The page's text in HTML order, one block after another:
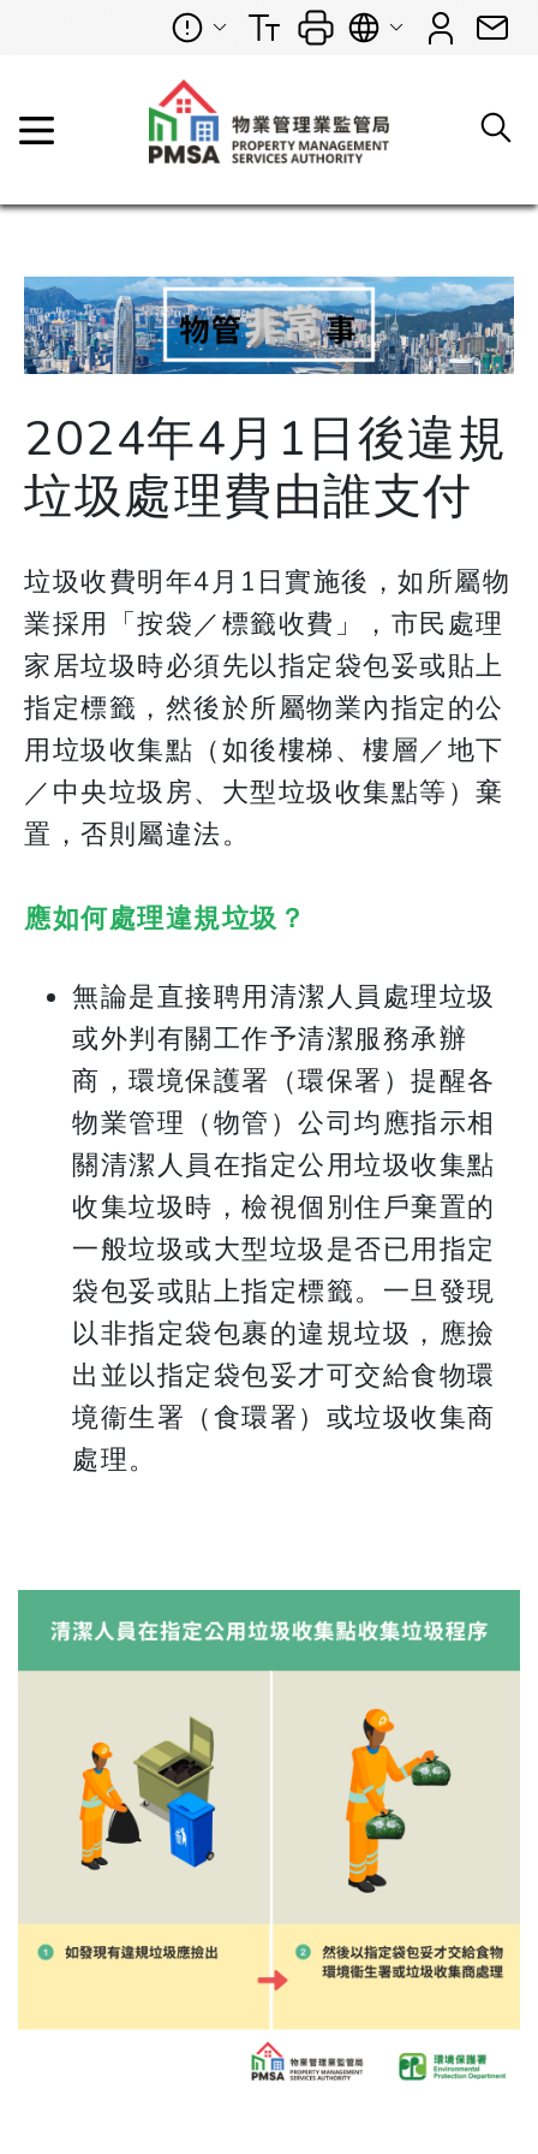
2024年4月1日後違規
垃圾處理費由誰支付
垃圾收費明年4月1日實施後，如所屬物
業採用「按袋／標籤收費」，市民處理
家居垃圾時必須先以指定袋包妥或貼上
指定標籤，然後於所屬物業內指定的公
用垃圾收集點（如後樓梯、樓層／地下
／中央垃圾房、大型垃圾收集點等）棄
置，否則屬違法。
應如何處理違規垃圾？
無論是直接聘用清潔人員處理垃圾
或外判有關工作予清潔服務承辦
商，環境保護署（環保署）提醒各
物業管理（物管）公司均應指示相
關清潔人員在指定公用垃圾收集點
收集垃圾時，檢視個別住戶棄置的
一般垃圾或大型垃圾是否已用指定
袋包妥或貼上指定標籤。一旦發現
以非指定袋包裹的違規垃圾，應撿
出並以指定袋包妥才可交給食物環
境衞生署（食環署）或垃圾收集商
處理。